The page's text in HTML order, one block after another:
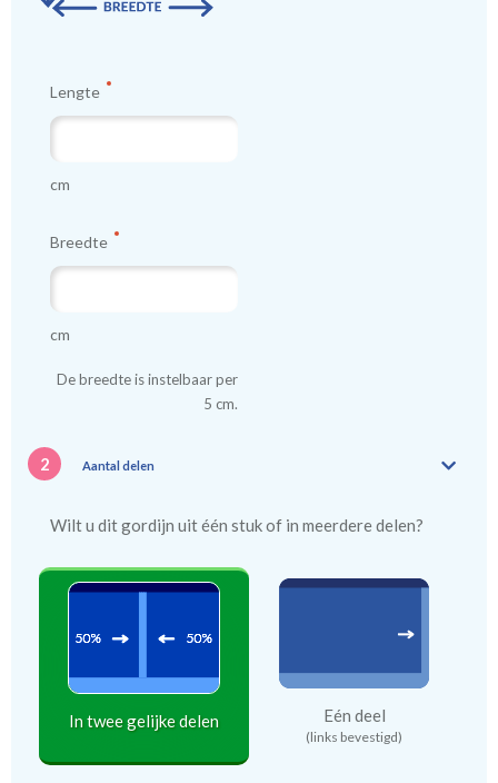
Lengte
cm
Breedte
cm
De breedte is instelbaar per
5 cm.
2 Aantal delen
Wilt u dit gordijn uit één stuk of in meerdere delen?
In twee gelijke delen Eén deel
(links bevestigd)